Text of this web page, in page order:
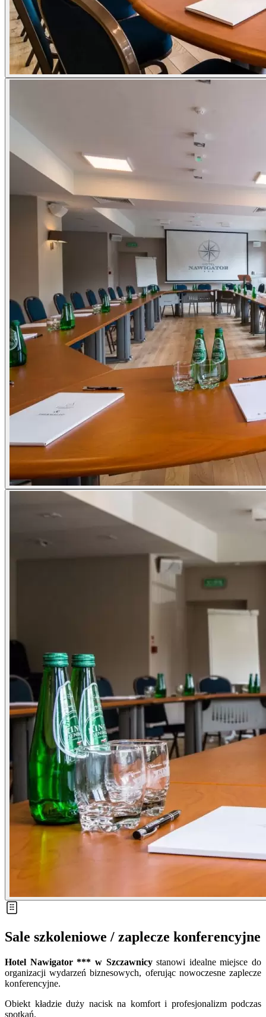
Sale szkoleniowe / zaplecze konferencyjne
Hotel Nawigator *** w Szczawnicystanowi idealne miejsce do
organizacji wydarzeń biznesowych, oferując nowoczesne zaplecze
konferencyjne.
Obiekt kładzie duży nacisk na komfort i profesjonalizm podczas
spotkań.